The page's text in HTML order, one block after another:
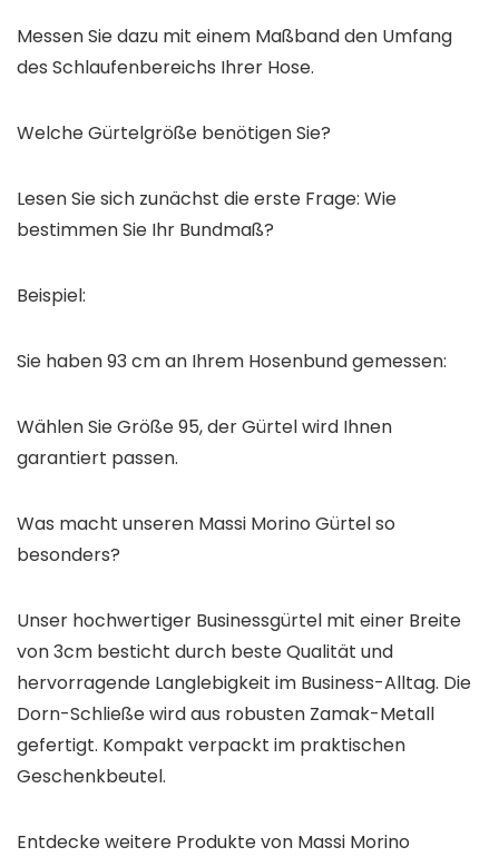
Messen Sie dazu mit einem Maßband den Umfang
des Schlaufenbereichs Ihrer Hose.
Welche Gürtelgröße benötigen Sie?
Lesen Sie sich zunächst die erste Frage: Wie
bestimmen Sie Ihr Bundmaß?
Beispiel:
Sie haben 93 cm an Ihrem Hosenbund gemessen:
Wählen Sie Größe 95, der Gürtel wird Ihnen
garantiert passen.
Was macht unseren Massi Morino Gürtel so
besonders?
Unser hochwertiger Businessgürtel mit einer Breite
von 3cm besticht durch beste Qualität und
hervorragende Langlebigkeit im Business-Alltag. Die
Dorn-Schließe wird aus robusten Zamak-Metall
gefertigt. Kompakt verpackt im praktischen
Geschenkbeutel.
Entdecke weitere Produkte von Massi Morino